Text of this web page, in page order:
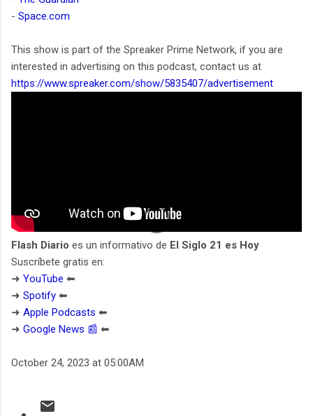
- Space.com
This show is part of the Spreaker Prime Network, if you are
interested in advertising on this podcast, contact us at
https://www.spreaker.com/show/5835407/advertisement
Flash Diario es un informativo de El Siglo 21 es Hoy
Suscríbete gratis en:
➜ YouTube ⬅︎
➜ Spotify ⬅︎
➜ Apple Podcasts ⬅︎
➜ Google News 📰 ⬅︎
October 24, 2023 at 05:00AM